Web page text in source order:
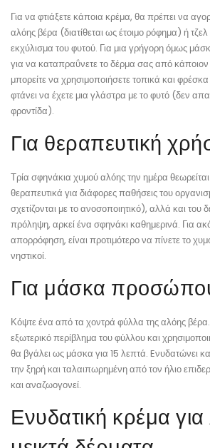
Για να φτιάξετε κάποια κρέμα, θα πρέπει να
αλόης βέρα (διατίθεται ως έτοιμο ρόφημα) ή
εκχύλισμα του φυτού. Για μια γρήγορη όμως
για να καταπραΰνετε το δέρμα σας από κάποιον
μπορείτε να χρησιμοποιήσετε τοπικά και
φτάνει να έχετε μια γλάστρα με το φυτό (δεν
φροντίδα).
Για θεραπευτική
Τρία σφηνάκια χυμού αλόης την ημέρα θεωρείται
θεραπευτικά για διάφορες παθήσεις του
σχετίζονται με το ανοσοποιητικό), αλλά και του
πρόληψη, αρκεί ένα σφηνάκι καθημερινά. Για
απορρόφηση, είναι προτιμότερο να πίνετε το
νηστικοί.
Για μάσκα
Κόψτε ένα από τα χοντρά φύλλα της αλόης
εξωτερικό περίβλημα του φύλλου και
θα βγάλει ως μάσκα για 15 λεπτά. Eνυδατώνει
την ξηρή και ταλαιπωρημένη από τον ήλιο
και αναζωογονεί.
Ενυδατική κρέμα